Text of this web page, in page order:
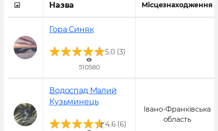
Назва Місцезнаходження
Гора Синяк
5.0 (3)
510580
Водоспад Малий
Кузьминець
4.6(6)
Івано-Франківська
область